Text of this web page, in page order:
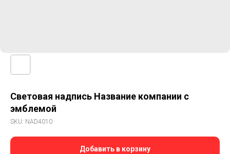
Световая надпись Название компании с
эмблемой
SKU: NAD4010
Добавить в корзину